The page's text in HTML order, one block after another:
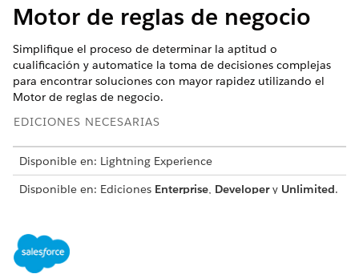
Motor de reglas de negocio
Simplifique el proceso de determinar la aptitud o
cualificación y automatice la toma de decisiones complejas
para encontrar soluciones con mayor rapidez utilizando el
Motor de reglas de negocio.
EDICIONES NECESARIAS
Disponible en: Lightning Experience
Disponible en: Ediciones Enterprise, Developery Unlimited.
de reglas de negocio y utilizar componentes del Motor de
reglas de negocio, consulte